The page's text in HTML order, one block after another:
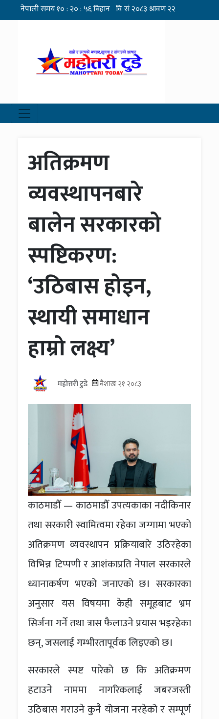
अतिक्रमण
व्यवस्थापनबारे
बालेन सरकारको
स्पष्टिकरण:
‘उठिबास होइन,
स्थायी समाधान
हाम्रो लक्ष्य’
महोत्तरी टुडे बैशाख २१ २०८३
काठमाडौँ — काठमाडौँ उपत्यकाका नदीकिनार
तथा सरकारी स्वामित्वमा रहेका जग्गामा भएको
अतिक्रमण व्यवस्थापन प्रक्रियाबारे उठिरहेका
विभिन्न टिप्पणी र आशंकाप्रति नेपाल सरकारले
ध्यानाकर्षण भएको जनाएको छ। सरकारका
अनुसार यस विषयमा केही समूहबाट भ्रम
सिर्जना गर्ने तथा त्रास फैलाउने प्रयास भइरहेका
छन्, जसलाई गम्भीरतापूर्वक लिइएको छ।
सरकारले स्पष्ट पारेको छ कि अतिक्रमण
हटाउने नाममा नागरिकलाई जबरजस्ती
उठिबास गराउने कुनै योजना नरहेको र सम्पूर्ण